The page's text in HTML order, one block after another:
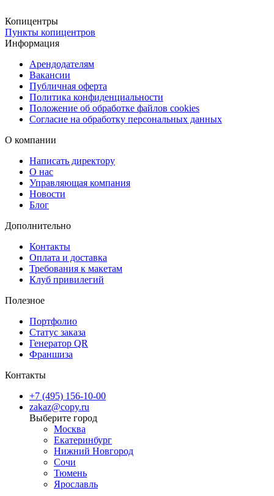
курьером). Для срочных заказов предусмотрена курьерская
доставка в день оформления, что позволяет оперативно получить
фото для визы в Эстонию.
Копицентры
Пункты копицентров
Информация
Арендодателям
Вакансии
Публичная оферта
Политика конфиденциальности
Положение об обработке файлов cookies
Согласие на обработку персональных данных
О компании
Написать директору
О нас
Управляющая компания
Новости
Блог
Дополнительно
Контакты
Оплата и доставка
Требования к макетам
Клуб привилегий
Полезное
Портфолио
Статус заказа
Генератор QR
Франшиза
Контакты
+7 (495) 156-10-00
zakaz@copy.ru
Москва
Екатеринбург
Нижний Новгород
Сочи
Тюмень
Ярославль